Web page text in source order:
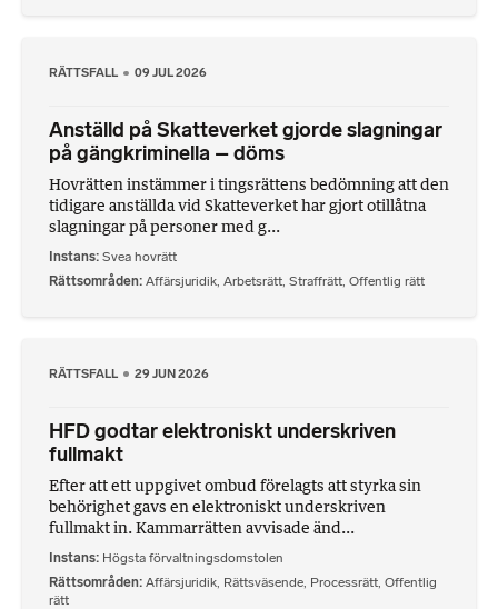
RÄTTSFALL 09 JUL 2026
Anställd på Skatteverket gjorde slagningar
på gängkriminella – döms
Hovrätten instämmer i tingsrättens bedömning att den
tidigare anställda vid Skatteverket har gjort otillåtna
slagningar på personer med g...
Instans Svea hovrätt
Rättsområden Affärsjuridik, Arbetsrätt, Straffrätt, Offentlig rätt
RÄTTSFALL 29 JUN 2026
HFD godtar elektroniskt underskriven
fullmakt
Efter att ett uppgivet ombud förelagts att styrka sin
behörighet gavs en elektroniskt underskriven
fullmakt in. Kammarrätten avvisade änd...
Instans Högsta förvaltningsdomstolen
Rättsområden Affärsjuridik Rättsväsende Processrätt Offentlig
rätt